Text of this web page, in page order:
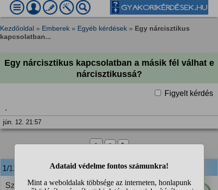
Kezdőoldal » Emberek » Egyéb kérdések » Egy nárcisztikus
kapcsolatban...
Egy nárcisztikus kapcsolatban a másik fél válhat e
nárcisztikussá?
Figyelt kérdés
.
jún. 12. 21:57
1 2 ❯
1/12 válasza:
Személyiségzavarra gondolsz?